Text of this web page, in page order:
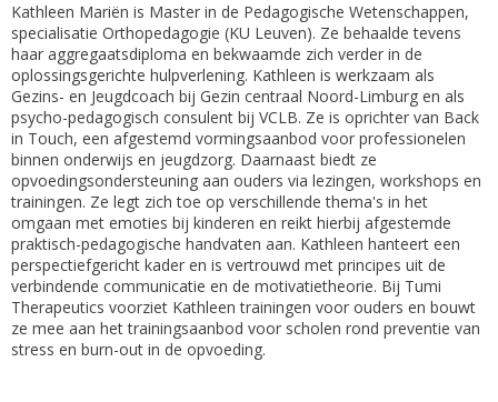
Kathleen Mariën is Master in de Pedagogische Wetenschappen,
specialisatie Orthopedagogie (KU Leuven). Ze behaalde tevens
haar aggregaatsdiploma en bekwaamde zich verder in de
oplossingsgerichte hulpverlening. Kathleen is werkzaam als
Gezins- en Jeugdcoach bij Gezin centraal Noord-Limburg en als
psycho-pedagogisch consulent bij VCLB. Ze is oprichter van Back
in Touch, een afgestemd vormingsaanbod voor professionelen
binnen onderwijs en jeugdzorg. Daarnaast biedt ze
opvoedingsondersteuning aan ouders via lezingen, workshops en
trainingen. Ze legt zich toe op verschillende thema's in het
omgaan met emoties bij kinderen en reikt hierbij afgestemde
praktisch-pedagogische handvaten aan. Kathleen hanteert een
perspectiefgericht kader en is vertrouwd met principes uit de
verbindende communicatie en de motivatietheorie. Bij Tumi
Therapeutics voorziet Kathleen trainingen voor ouders en bouwt
ze mee aan het trainingsaanbod voor scholen rond preventie van
stress en burn-out in de opvoeding.